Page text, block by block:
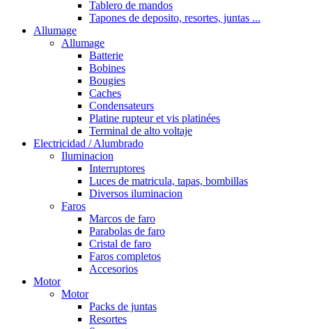
Tablero de mandos
Tapones de deposito, resortes, juntas ...
Allumage
Allumage
Batterie
Bobines
Bougies
Caches
Condensateurs
Platine rupteur et vis platinées
Terminal de alto voltaje
Electricidad / Alumbrado
Iluminacion
Interruptores
Luces de matricula, tapas, bombillas
Diversos iluminacion
Faros
Marcos de faro
Parabolas de faro
Cristal de faro
Faros completos
Accesorios
Motor
Motor
Packs de juntas
Resortes